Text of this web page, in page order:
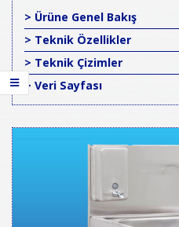
> Ürüne Genel Bakış
> Teknik Özellikler
> Teknik Çizimler
> Veri Sayfası